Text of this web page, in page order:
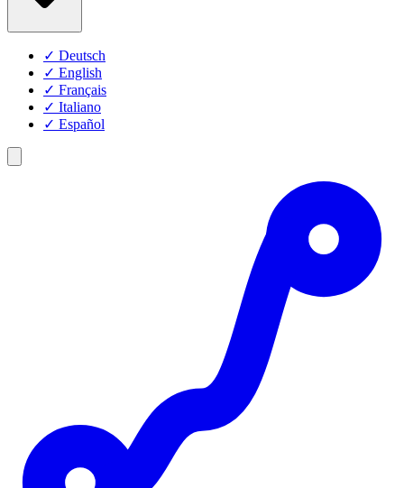
✓ Deutsch
✓ English
✓ Français
✓ Italiano
✓ Español